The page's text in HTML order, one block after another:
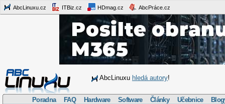
AbcLinuxu.cz ITBiz.cz HDmag.cz AbcPráce.cz
AbcLinuxu hledá autory!
Poradna FAQ Hardware Software Články Učebnice